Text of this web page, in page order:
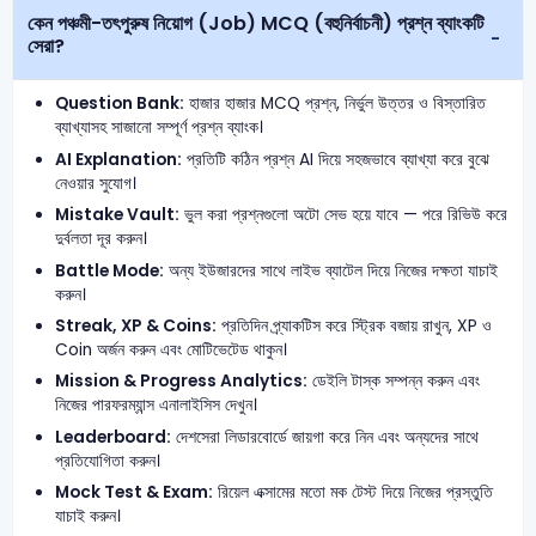
কেন পঞ্চমী-তৎপুরুষ নিয়োগ (Job) MCQ (বহুনির্বাচনী) প্রশ্ন ব্যাংকটি
সেরা?
Question Bank: হাজার হাজার MCQ প্রশ্ন, নির্ভুল উত্তর ও বিস্তারিত
ব্যাখ্যাসহ সাজানো সম্পূর্ণ প্রশ্ন ব্যাংক।
AI Explanation: প্রতিটি কঠিন প্রশ্ন AI দিয়ে সহজভাবে ব্যাখ্যা করে বুঝে
নেওয়ার সুযোগ।
Mistake Vault: ভুল করা প্রশ্নগুলো অটো সেভ হয়ে যাবে — পরে রিভিউ করে
দুর্বলতা দূর করুন।
Battle Mode: অন্য ইউজারদের সাথে লাইভ ব্যাটেল দিয়ে নিজের দক্ষতা যাচাই
করুন।
Streak, XP & Coins: প্রতিদিন প্র্যাকটিস করে স্ট্রিক বজায় রাখুন, XP ও
Coin অর্জন করুন এবং মোটিভেটেড থাকুন।
Mission & Progress Analytics: ডেইলি টাস্ক সম্পন্ন করুন এবং
নিজের পারফরম্যান্স এনালাইসিস দেখুন।
Leaderboard: দেশসেরা লিডারবোর্ডে জায়গা করে নিন এবং অন্যদের সাথে
প্রতিযোগিতা করুন।
Mock Test & Exam: রিয়েল এক্সামের মতো মক টেস্ট দিয়ে নিজের প্রস্তুতি
যাচাই করুন।